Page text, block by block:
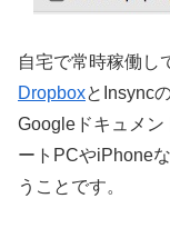
自宅で常時稼働し
DropboxとInsync
Googleドキュメン
ートPCやiPhoneな
うことです。